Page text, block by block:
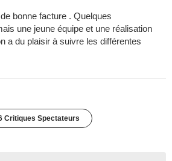
bonne facture . Quelques
une jeune équipe et une réalisation
a du plaisir à suivre les différentes
Critiques Spectateurs